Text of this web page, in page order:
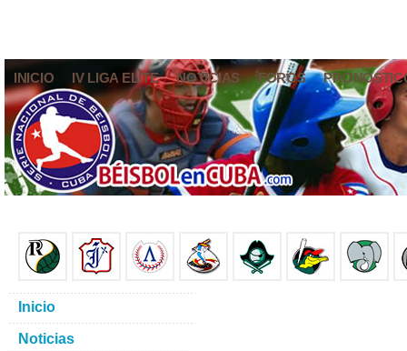
INICIO IV LIGA ELITE NOTICIAS FOROS
Inicio
Noticias